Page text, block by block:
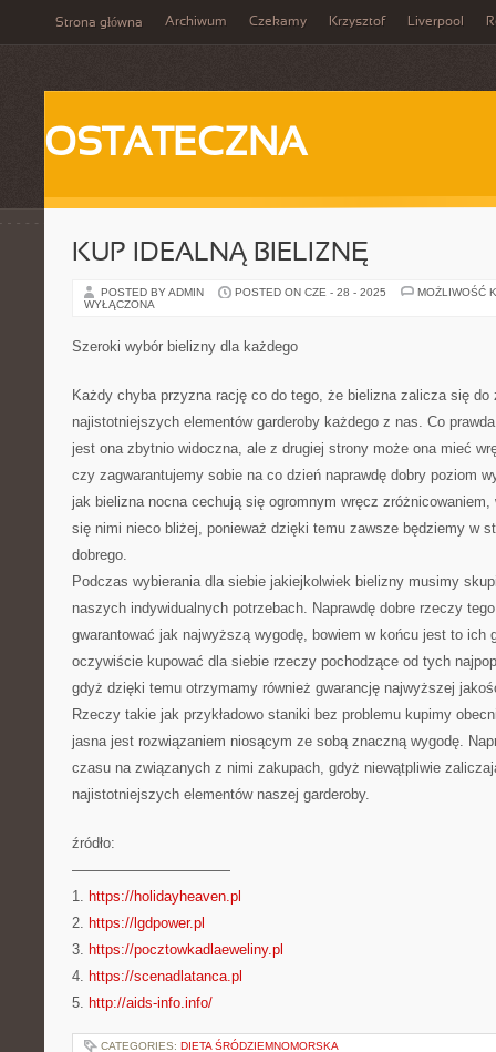
Strona główna Archiwum Czekamy Krzysztof Liverpool
OSTATECZNA
KUP IDEALNĄ BIELIZNĘ
POSTED BY ADMIN POSTED ON CZE - 28 - 2025
MOŻLIWOŚĆ
WYŁĄCZONA
Szeroki wybór bielizny dla każdego
Każdy chyba przyzna rację co do tego, że bielizna zalicza się do
najistotniejszych elementów garderoby każdego z nas. Co
jest ona zbytnio widoczna, ale z drugiej strony może ona mieć
czy zagwarantujemy sobie na co dzień naprawdę dobry poziom
jak bielizna nocna cechują się ogromnym wręcz
się nimi nieco bliżej, ponieważ dzięki temu zawsze będziemy w
dobrego.
Podczas wybierania dla siebie jakiejkolwiek bielizny musimy
naszych indywidualnych potrzebach. Naprawdę dobre rzeczy
gwarantować jak najwyższą wygodę, bowiem w końcu jest to ich
oczywiście kupować dla siebie rzeczy pochodzące od tych
gdyż dzięki temu otrzymamy również gwarancję najwyższej
Rzeczy takie jak przykładowo staniki bez problemu kupimy
jasna jest rozwiązaniem niosącym ze sobą znaczną wygodę.
czasu na związanych z nimi zakupach, gdyż niewątpliwie
najistotniejszych elementów naszej garderoby.
źródło:
———————————
1. https://holidayheaven.pl
2. https://lgdpower.pl
3. https://pocztowkadlaeweliny.pl
4. https://scenadlatanca.pl
5. http://aids-info.info/
CATEGORIES: DIETA ŚRÓDZIEMNOMORSKA